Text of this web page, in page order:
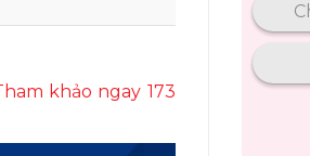
khảo ngay 173